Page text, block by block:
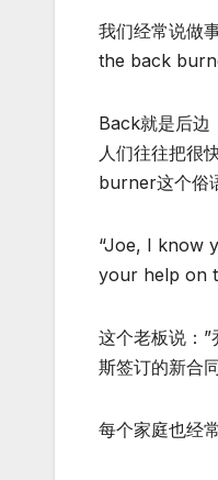
我们经常说做
the back
Back就是后边
人们往往把很
burner这个俗
“Joe, I know
your help on
这个老板说：
斯签订的新合
每个家庭也经